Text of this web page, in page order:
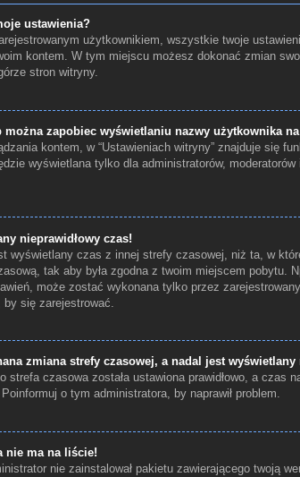
ustawienia?
użytkownikiem, wszystkie twoje
kontem. W tym miejscu możesz dokonać zmian
stron witryny.
można zapobiec wyświetlaniu nazwy użytkownika
kontem, w “Ustawieniach witryny” znajduje się
wyświetlana tylko dla administratorów,
nieprawidłowy czas!
wyświetlany czas z innej strefy czasowej, niż ta, w
tak aby była zgodna z twoim miejscem pobytu.
może zostać wykonana tylko przez
się zarejestrować.
zmiana strefy czasowej, a nadal jest wyświetlany
strefa czasowa została ustawiona prawidłowo, a
Poinformuj o tym administratora, by naprawił problem.
nie ma na liście!
nie zainstalował pakietu zawierającego twoją